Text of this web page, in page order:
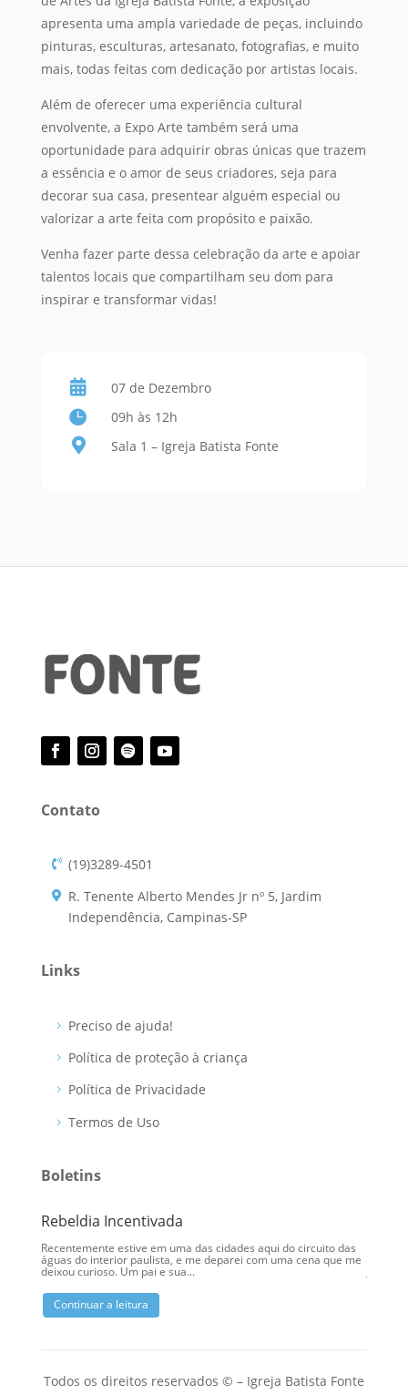
apresenta uma ampla variedade de peças, incluindo
pinturas, esculturas, artesanato, fotografias, e muito
mais, todas feitas com dedicação por artistas locais.
Além de oferecer uma experiência cultural
envolvente, a Expo Arte também será uma
oportunidade para adquirir obras únicas que trazem
a essência e o amor de seus criadores, seja para
decorar sua casa, presentear alguém especial ou
valorizar a arte feita com propósito e paixão.
Venha fazer parte dessa celebração da arte e apoiar
talentos locais que compartilham seu dom para
inspirar e transformar vidas!
 07 de Dezembro
 09h às 12h
 Sala 1 – Igreja Batista Fonte
Contato
(19)3289-4501
R. Tenente Alberto Mendes Jr nº 5, Jardim
Independência, Campinas-SP
Links
Preciso de ajuda!
Política de proteção à criança
Política de Privacidade
Termos de Uso
Boletins
Rebeldia Incentivada
Recentemente estive em uma das cidades aqui do circuito das
águas do interior paulista, e me deparei com uma cena que me
deixou curioso. Um pai e sua...
Continuar a leitura
Todos os direitos reservados © – Igreja Batista Fonte